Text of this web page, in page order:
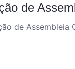
de
de Assembleia